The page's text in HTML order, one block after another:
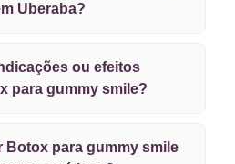
Uberaba?
ou efeitos
para gummy smile?
Botox para gummy smile